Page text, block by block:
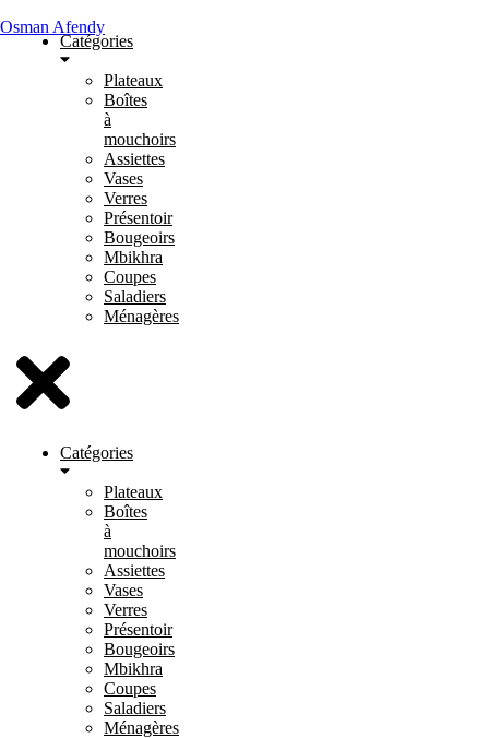
Osman Afendy
Catégories
Plateaux
Boîtes
à
mouchoirs
Assiettes
Vases
Verres
Présentoir
Bougeoirs
Mbikhra
Coupes
Saladiers
Ménagères
Catégories
Plateaux
Boîtes
à
mouchoirs
Assiettes
Vases
Verres
Présentoir
Bougeoirs
Mbikhra
Coupes
Saladiers
Ménagères